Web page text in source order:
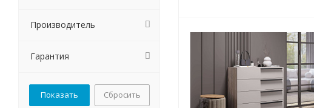
Производитель
Гарантия
Сбросить